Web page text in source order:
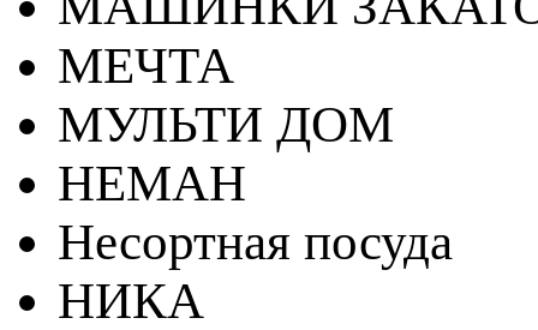
МЕЧТА
МУЛЬТИ ДОМ
НЕМАН
Несортная посуда
НИКА